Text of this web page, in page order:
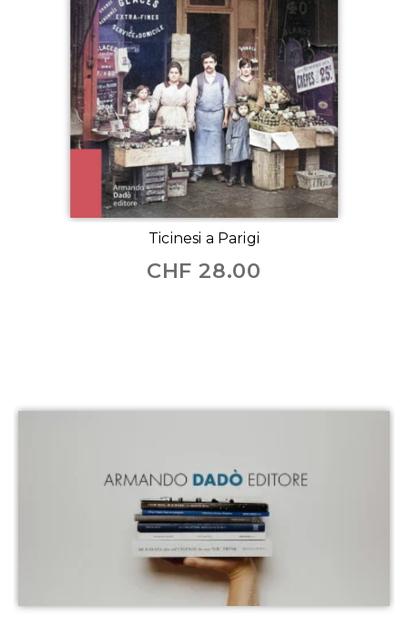
Ticinesi a Parigi
CHF 28.00